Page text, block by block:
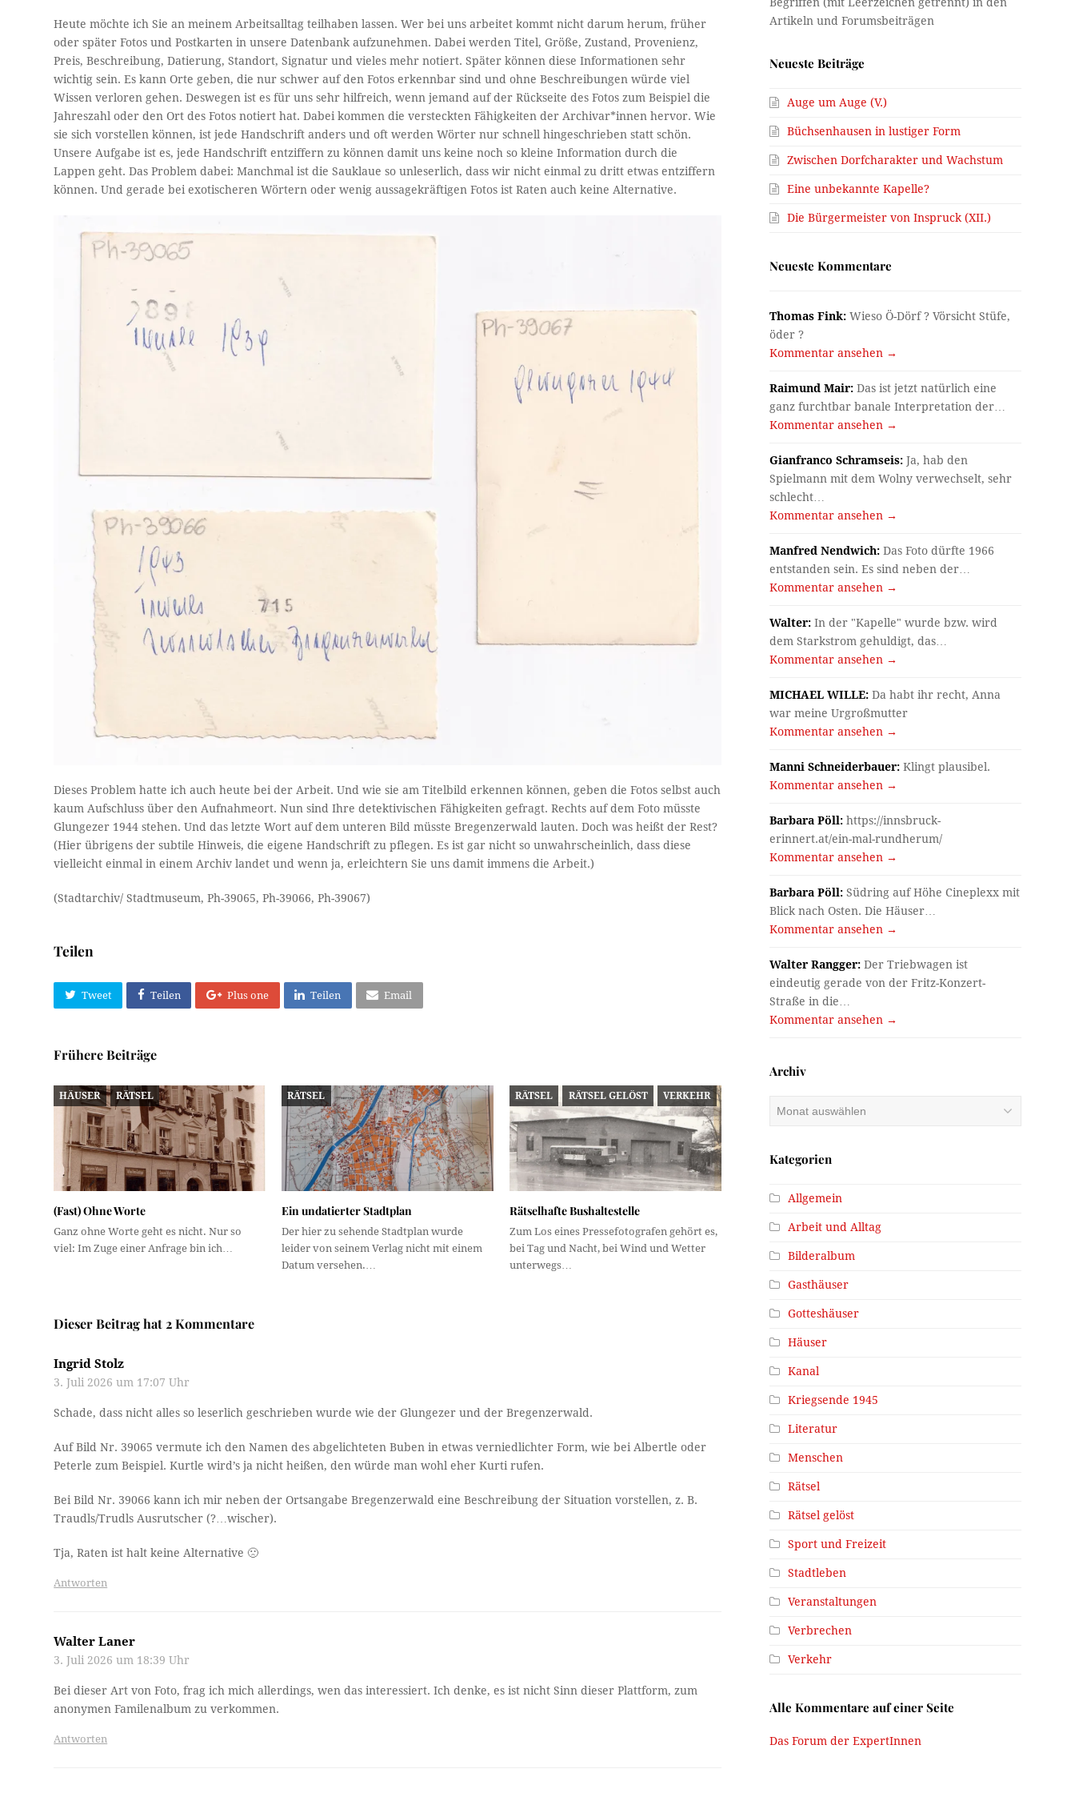
Heute möchte ich Sie an meinem Arbeitsalltag teilhaben lassen. Wer bei uns arbeitet kommt nicht darum herum, früher
oder später Fotos und Postkarten in unsere Datenbank aufzunehmen. Dabei werden Titel, Größe, Zustand, Provenienz,
Preis, Beschreibung, Datierung, Standort, Signatur und vieles mehr notiert. Später können diese Informationen sehr
wichtig sein. Es kann Orte geben, die nur schwer auf den Fotos erkennbar sind und ohne Beschreibungen würde viel
Wissen verloren gehen. Deswegen ist es für uns sehr hilfreich, wenn jemand auf der Rückseite des Fotos zum Beispiel die
Jahreszahl oder den Ort des Fotos notiert hat. Dabei kommen die versteckten Fähigkeiten der Archivar*innen hervor. Wie
sie sich vorstellen können, ist jede Handschrift anders und oft werden Wörter nur schnell hingeschrieben statt schön.
Unsere Aufgabe ist es, jede Handschrift entziffern zu können damit uns keine noch so kleine Information durch die
Lappen geht. Das Problem dabei: Manchmal ist die Sauklaue so unleserlich, dass wir nicht einmal zu dritt etwas entziffern
können. Und gerade bei exotischeren Wörtern oder wenig aussagekräftigen Fotos ist Raten auch keine Alternative.
Dieses Problem hatte ich auch heute bei der Arbeit. Und wie sie am Titelbild erkennen können, geben die Fotos selbst auch
kaum Aufschluss über den Aufnahmeort. Nun sind Ihre detektivischen Fähigkeiten gefragt. Rechts auf dem Foto müsste
Glungezer 1944 stehen. Und das letzte Wort auf dem unteren Bild müsste Bregenzerwald lauten. Doch was heißt der Rest?
(Hier übrigens der subtile Hinweis, die eigene Handschrift zu pflegen. Es ist gar nicht so unwahrscheinlich, dass diese
vielleicht einmal in einem Archiv landet und wenn ja, erleichtern Sie uns damit immens die Arbeit.)
(Stadtarchiv/ Stadtmuseum, Ph-39065, Ph-39066, Ph-39067)
Teilen
Tweet Teilen Plus one Teilen Email
Frühere Beiträge
HÄUSER RÄTSEL
(Fast) Ohne Worte
Ganz ohne Worte geht es nicht. Nur so
viel: Im Zuge einer Anfrage bin ich…
RÄTSEL
Ein undatierter Stadtplan
Der hier zu sehende Stadtplan wurde
leider von seinem Verlag nicht mit einem
Datum versehen.…
RÄTSEL RÄTSEL GELÖST VERKEHR
Rätselhafte Bushaltestelle
Zum Los eines Pressefotografen gehört es,
bei Tag und Nacht, bei Wind und Wetter
unterwegs…
Dieser Beitrag hat 2 Kommentare
Ingrid Stolz
3. Juli 2026 um 17:07 Uhr
Schade, dass nicht alles so leserlich geschrieben wurde wie der Glungezer und der Bregenzerwald.
Auf Bild Nr. 39065 vermute ich den Namen des abgelichteten Buben in etwas verniedlichter Form, wie bei Albertle oder
Peterle zum Beispiel. Kurtle wird’s ja nicht heißen, den würde man wohl eher Kurti rufen.
Bei Bild Nr. 39066 kann ich mir neben der Ortsangabe Bregenzerwald eine Beschreibung der Situation vorstellen, z. B.
Traudls/Trudls Ausrutscher (?…wischer).
Tja, Raten ist halt keine Alternative 🙁
Antworten
Walter Laner
3. Juli 2026 um 18:39 Uhr
Bei dieser Art von Foto, frag ich mich allerdings, wen das interessiert. Ich denke, es ist nicht Sinn dieser Plattform, zum
anonymen Familenalbum zu verkommen.
Antworten
Neueste Beiträge
Auge um Auge (V.)
Büchsenhausen in lustiger Form
Zwischen Dorfcharakter und Wachstum
Eine unbekannte Kapelle?
Die Bürgermeister von Inspruck (XII.)
Neueste Kommentare
Thomas Fink: Wieso Ö-Dörf ? Vörsicht Stüfe,
öder ?
Kommentar ansehen →
Raimund Mair: Das ist jetzt natürlich eine
ganz furchtbar banale Interpretation der…
Kommentar ansehen →
Gianfranco Schramseis: Ja, hab den
Spielmann mit dem Wolny verwechselt, sehr
schlecht…
Kommentar ansehen →
Manfred Nendwich: Das Foto dürfte 1966
entstanden sein. Es sind neben der…
Kommentar ansehen →
Walter: In der "Kapelle" wurde bzw. wird
dem Starkstrom gehuldigt, das…
Kommentar ansehen →
MICHAEL WILLE: Da habt ihr recht, Anna
war meine Urgroßmutter
Kommentar ansehen →
Manni Schneiderbauer: Klingt plausibel.
Kommentar ansehen →
Barbara Pöll: https://innsbruck-
erinnert.at/ein-mal-rundherum/
Kommentar ansehen →
Barbara Pöll: Südring auf Höhe Cineplexx mit
Blick nach Osten. Die Häuser…
Kommentar ansehen →
Walter Rangger: Der Triebwagen ist
eindeutig gerade von der Fritz-Konzert-
Straße in die…
Kommentar ansehen →
Archiv
Archiv
Kategorien
Allgemein
Arbeit und Alltag
Bilderalbum
Gasthäuser
Gotteshäuser
Häuser
Kanal
Kriegsende 1945
Literatur
Menschen
Rätsel
Rätsel gelöst
Sport und Freizeit
Stadtleben
Veranstaltungen
Verbrechen
Verkehr
Alle Kommentare auf einer Seite
Das Forum der ExpertInnen